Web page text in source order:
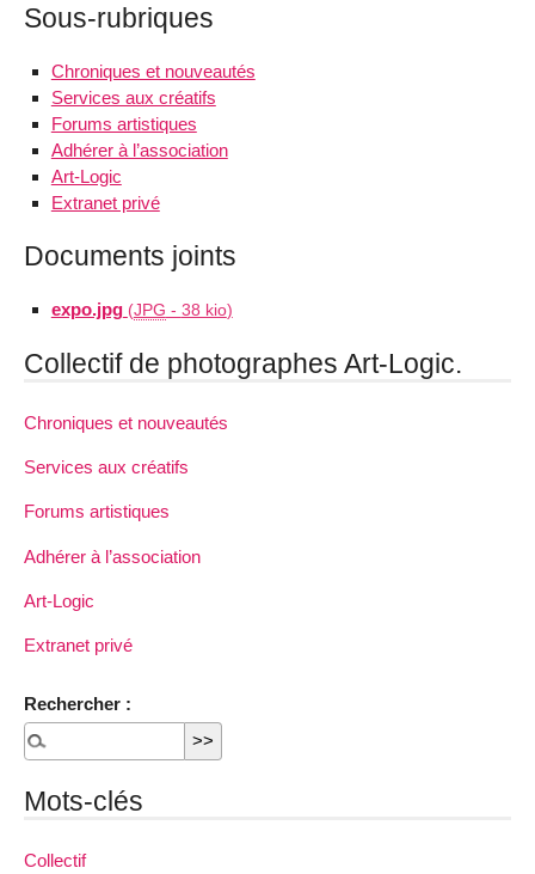
Sous-rubriques
Chroniques et nouveautés
Services aux créatifs
Forums artistiques
Adhérer à l’association
Art-Logic
Extranet privé
Documents joints
expo.jpg (JPG - 38 kio)
Collectif de photographes Art-Logic.
Chroniques et nouveautés
Services aux créatifs
Forums artistiques
Adhérer à l’association
Art-Logic
Extranet privé
Rechercher :
Mots-clés
Collectif